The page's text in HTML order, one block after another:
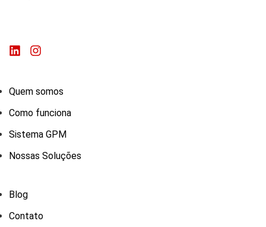
Quem somos
Como funciona
Sistema GPM
Nossas Soluções
Blog
Contato